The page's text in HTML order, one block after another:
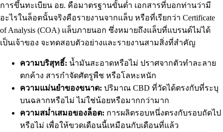
การขึ้นทะเบียน อย. คือมาตรฐานขั้นต่ำ เอกสารที่บอกท่านว่ามี
อะไรในล็อตนั้นจริงคือรายงานจากแล็บ หรือที่เรียกว่า Certificate
of Analysis (COA) แล็บภายนอก ซึ่งหมายถึงแล็บที่แบรนด์ไม่ได้
เป็นเจ้าของ จะทดสอบตัวอย่างและรายงานสามสิ่งที่สำคัญ
ความบริสุทธิ์: น้ำมันสะอาดหรือไม่ ปราศจากตัวทำละลาย
ตกค้าง สารกำจัดศัตรูพืช หรือโลหะหนัก
ความแม่นยำของขนาด: ปริมาณ CBD ที่วัดได้ตรงกับที่ระบุ
บนฉลากหรือไม่ ไม่ใช่น้อยหรือมากกว่ามาก
ความสม่ำเสมอของล็อต: การผลิตรอบหนึ่งตรงกับรอบถัดไป
หรือไม่ เพื่อให้ขวดเดือนนี้เหมือนกับเดือนที่แล้ว